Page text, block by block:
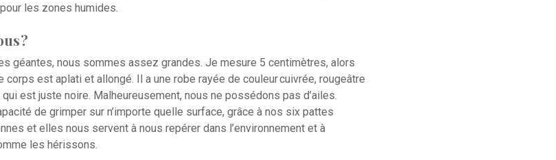
les zones humides.
?
géantes, nous sommes assez grandes. Je mesure 5 centimètres, alors
est aplati et allongé. Il a une robe rayée de couleur cuivrée, rougeâtre
est juste noire. Malheureusement, nous ne possédons pas d’ailes.
de grimper sur n’importe quelle surface, grâce à nos six pattes
et elles nous servent à nous repérer dans l’environnement et à
les hérissons.